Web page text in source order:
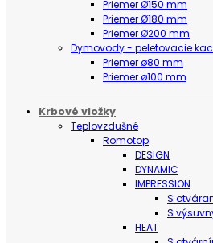
Priemer Ø150 mm
Priemer Ø180 mm
Priemer Ø200 mm
Dymovody - peletovacie
Priemer ø80 mm
Priemer ø100 mm
Krbové vložky
Teplovzdušné
Romotop
DESIGN
DYNAMIC
IMPRESSION
S
S
HEAT